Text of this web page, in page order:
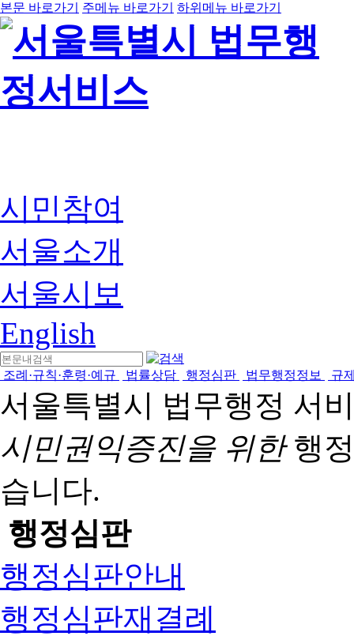
본문 바로가기 주메뉴 바로가기 하위메뉴 바로가기
시민참여
서울소개
서울시보
English
조례·규칙·훈령·예규 법률상담 행정심판 법무행정정보 규
서울특별시 법무행정 서
시민권익증진을 위한행
습니다.
행정심판
행정심판안내
행정심판재결례